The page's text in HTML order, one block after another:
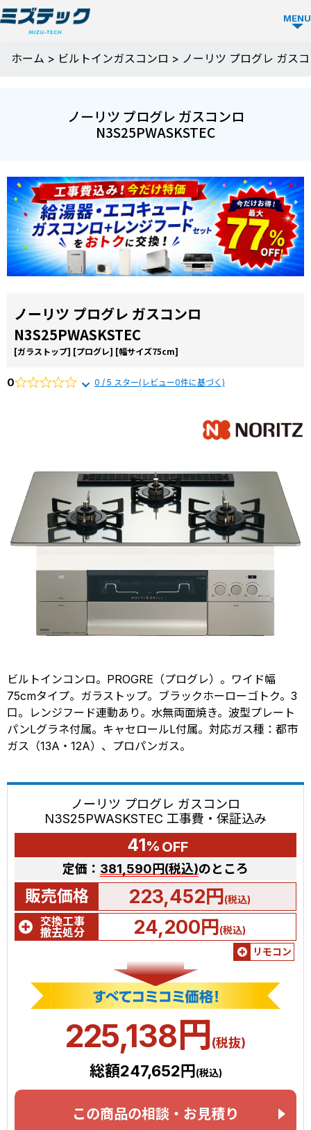
MENU
ガス
テッ
クの
強み
選ば
理由
施工
お役
コラ
ム
よく
ホーム > ビルトインガスコンロ > ノーリツ プログレ ガス
ノーリツ プログレ ガスコンロ
N3S25PWASKSTEC
ノーリツ プログレ ガスコンロ
N3S25PWASKSTEC
[ガラストップ] [プログレ] [幅サイズ75cm]
0 0 / 5 スター(レビュー0件に基づく)
ビルトインコンロ。PROGRE（プログレ）。ワイド幅
75cmタイプ。ガラストップ。ブラックホーローゴトク。3
口。レンジフード連動あり。水無両面焼き。波型プレート
パンLグラネ付属。キャセロールL付属。対応ガス種：都市
ガス（13A・12A）、プロパンガス。
ノーリツ プログレ ガスコンロ
N3S25PWASKSTEC 工事費・保証込み
41% OFF
定価： 381,590円(税込)のところ
販売価格 223,452円(税込)
交換工事
撤去処分
24,200円(税込)
リモコン
225,138円(税抜)
総額247,652円(税込)
この商品の相談・お見積り